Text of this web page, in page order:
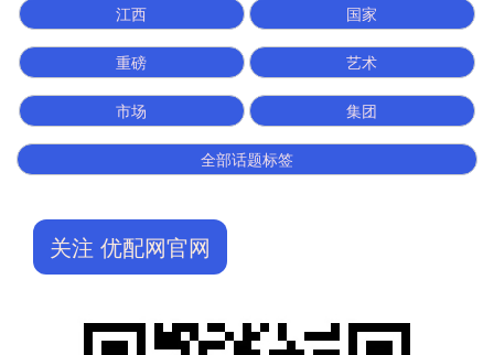
江西 国家
重磅 艺术
市场 集团
全部话题标签
关注 优配网官网